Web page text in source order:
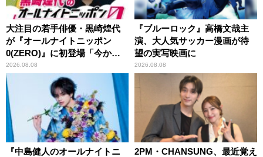
大注目の若手俳優・黒崎煌代
が『オールナイトニッポン
0(ZERO)』に初登場「今から
とてもワクワクしておりま
す！」
2026.08.08
『ブルーロック』高橋文哉主
演、大人気サッカー漫画が待
望の実写映画に
2026.08.08
『中島健人のオールナイトニ
2PM・CHANSUNG、最近覚え